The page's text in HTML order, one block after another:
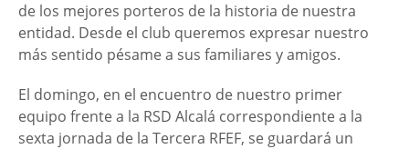
de los mejores porteros de la historia de nuestra
entidad. Desde el club queremos expresar nuestro
más sentido pésame a sus familiares y amigos.
El domingo, en el encuentro de nuestro primer
equipo frente a la RSD Alcalá correspondiente a la
sexta jornada de la Tercera RFEF, se guardará un